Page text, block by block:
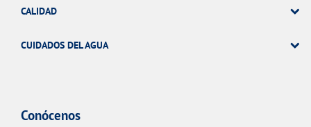
CALIDAD
CUIDADOS DEL AGUA
Conócenos